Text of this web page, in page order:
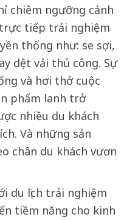
chiêm ngưỡng cảnh
tiếp trải nghiệm
thống như: se sợi,
dệt vải thủ công. Sự
và hơi thở cuộc
phẩm lanh trở
nhiều du khách
Và những sản
chân du khách vươn
du lịch trải nghiệm
tiềm năng cho kinh